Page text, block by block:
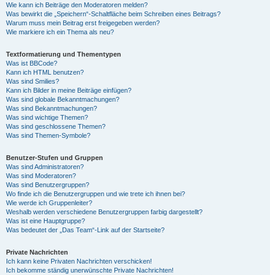
Wie kann ich Beiträge den Moderatoren melden?
Was bewirkt die „Speichern“-Schaltfläche beim Schreiben eines Beitrags?
Warum muss mein Beitrag erst freigegeben werden?
Wie markiere ich ein Thema als neu?
Textformatierung und Thementypen
Was ist BBCode?
Kann ich HTML benutzen?
Was sind Smilies?
Kann ich Bilder in meine Beiträge einfügen?
Was sind globale Bekanntmachungen?
Was sind Bekanntmachungen?
Was sind wichtige Themen?
Was sind geschlossene Themen?
Was sind Themen-Symbole?
Benutzer-Stufen und Gruppen
Was sind Administratoren?
Was sind Moderatoren?
Was sind Benutzergruppen?
Wo finde ich die Benutzergruppen und wie trete ich ihnen bei?
Wie werde ich Gruppenleiter?
Weshalb werden verschiedene Benutzergruppen farbig dargestellt?
Was ist eine Hauptgruppe?
Was bedeutet der „Das Team“-Link auf der Startseite?
Private Nachrichten
Ich kann keine Privaten Nachrichten verschicken!
Ich bekomme ständig unerwünschte Private Nachrichten!